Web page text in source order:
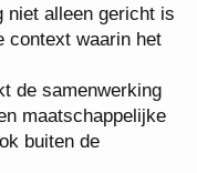
niet alleen gericht is
context waarin het
de samenwerking
maatschappelijke
buiten de